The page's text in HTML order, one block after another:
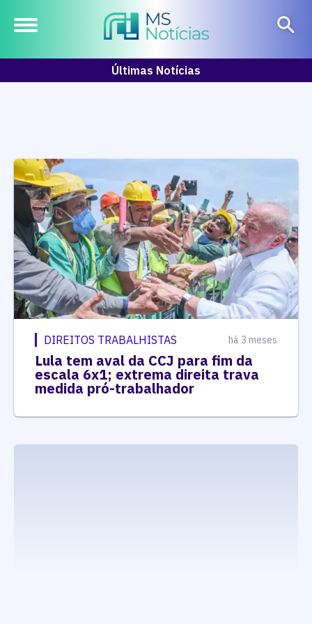
Últimas Notícias
DIREITOS TRABALHISTAS há 3 meses
Lula tem aval da CCJ para fim da
escala 6x1; extrema direita trava
medida pró-trabalhador